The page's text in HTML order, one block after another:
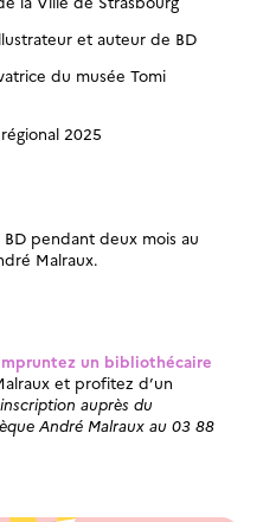
et auteur de BD
du musée Tomi
2025
pendant deux mois au
Malraux.
un bibliothécaire
et profitez d’un
auprès du
André Malraux au 03 88